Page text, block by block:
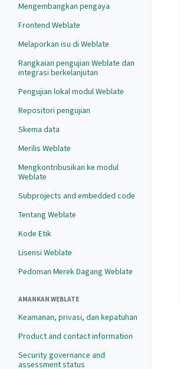
Mengembangkan pengaya
Frontend Weblate
Melaporkan isu di Weblate
Rangkaian pengujian Weblate dan
integrasi berkelanjutan
Pengujian lokal modul Weblate
Repositori pengujian
Skema data
Merilis Weblate
Mengkontribusikan ke modul
Weblate
Subprojects and embedded code
Tentang Weblate
Kode Etik
Lisensi Weblate
Pedoman Merek Dagang Weblate
AMANKAN WEBLATE
Keamanan, privasi, dan kepatuhan
Product and contact information
Security governance and
assessment status